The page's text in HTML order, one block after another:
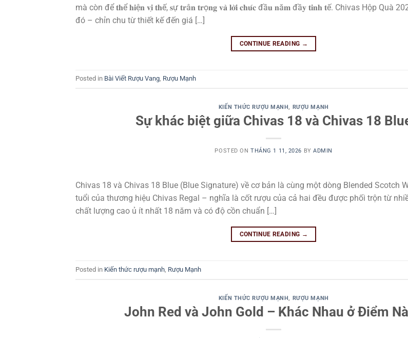
mà còn để 𝐭𝐡ể 𝐡𝐢ệ𝐧 𝐯𝐢̣ 𝐭𝐡ế, 𝐬ự 𝐭𝐫â𝐧 𝐭𝐫ọ𝐧𝐠 𝐯𝐚̀ 𝐥𝐨̛̀𝐢 𝐜𝐡𝐮́𝐜 đầ𝐮 𝐧ă𝐦 đầ𝐲 𝐭𝐢𝐧𝐡 𝐭ế. Chivas Hộp Quà
đó – chỉn chu từ thiết kế đến giá […]
CONTINUE READING →
Posted in Bài Viết Rượu Vang, Rượu Mạnh
KIẾN THỨC RƯỢU MẠNH, RƯỢU MẠNH
Sự khác biệt giữa Chivas 18 và Chivas 18
POSTED ONTHÁNG 1 11, 2026 BYADMIN
Chivas 18 và Chivas 18 Blue (Blue Signature) về cơ bản là cùng một dòng Blended Scotch
tuổi của thương hiệu Chivas Regal – nghĩa là cốt rượu của cả hai đều được phối trộn từ
chất lượng cao ủ ít nhất 18 năm và có độ cồn chuẩn […]
CONTINUE READING →
Posted in Kiến thức rượu mạnh Rượu Mạnh
KIẾN THỨC RƯỢU MẠNH RƯỢU MẠNH
John Red và John Gold – Khác Nhau ở Điểm